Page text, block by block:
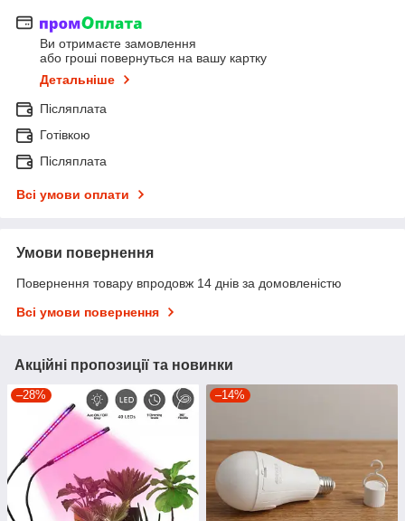
Ви отримаєте замовлення
або гроші повернуться на вашу картку
Детальніше
Післяплата
Готівкою
Післяплата
Всі умови оплати
Умови повернення
Повернення товару впродовж 14 днів за домовленістю
Всі умови повернення
Акційні пропозиції та новинки
–28% –14%